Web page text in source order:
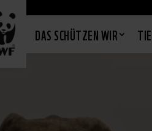
DAS SCHÜTZEN WIR